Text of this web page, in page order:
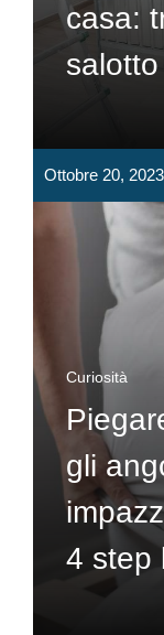
casa:
salotto
Ottobre 20, 2023
Curiosità
gli
4 step